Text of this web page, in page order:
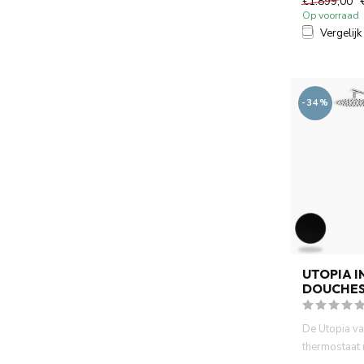
afb...
Op voorraad
Vergelijk
-34%
UTOPIA
De Utopia
thermostaat